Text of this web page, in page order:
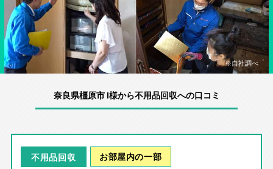
※自社調べ
奈良県橿原市 I様から不用品回収への口コミ
不用品回収 お部屋内の一部